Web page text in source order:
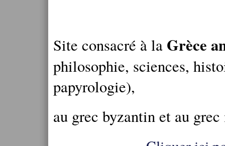
Site consacré à la Grèce
philosophie, sciences,
papyrologie),
au grec byzantin et au